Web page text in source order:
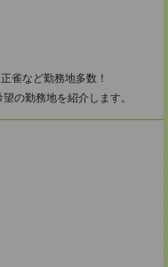
雀など勤務地多数！
の勤務地を紹介します。